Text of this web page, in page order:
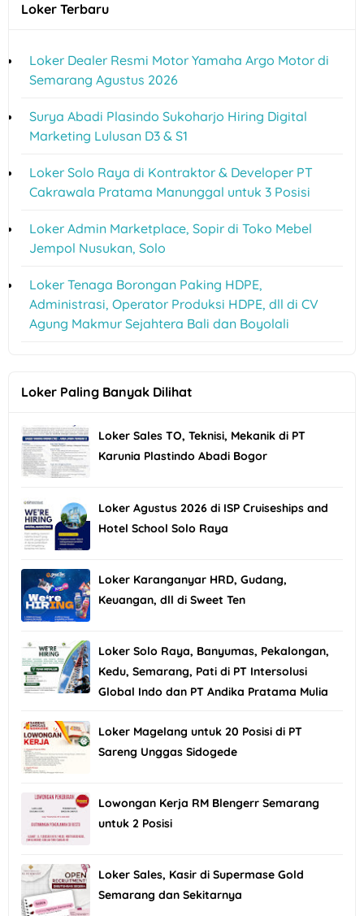
Loker Terbaru
Loker Dealer Resmi Motor Yamaha Argo Motor di
Semarang Agustus 2026
Surya Abadi Plasindo Sukoharjo Hiring Digital
Marketing Lulusan D3 & S1
Loker Solo Raya di Kontraktor & Developer PT
Cakrawala Pratama Manunggal untuk 3 Posisi
Loker Admin Marketplace, Sopir di Toko Mebel
Jempol Nusukan, Solo
Loker Tenaga Borongan Paking HDPE,
Administrasi, Operator Produksi HDPE, dll di CV
Agung Makmur Sejahtera Bali dan Boyolali
Loker Paling Banyak Dilihat
Loker Sales TO, Teknisi, Mekanik di PT
Karunia Plastindo Abadi Bogor
Loker Agustus 2026 di ISP Cruiseships and
Hotel School Solo Raya
Loker Karanganyar HRD, Gudang,
Keuangan, dll di Sweet Ten
Loker Solo Raya, Banyumas, Pekalongan,
Kedu, Semarang, Pati di PT Intersolusi
Global Indo dan PT Andika Pratama Mulia
Loker Magelang untuk 20 Posisi di PT
Sareng Unggas Sidogede
Lowongan Kerja RM Blengerr Semarang
untuk 2 Posisi
Loker Sales, Kasir di Supermase Gold
Semarang dan Sekitarnya